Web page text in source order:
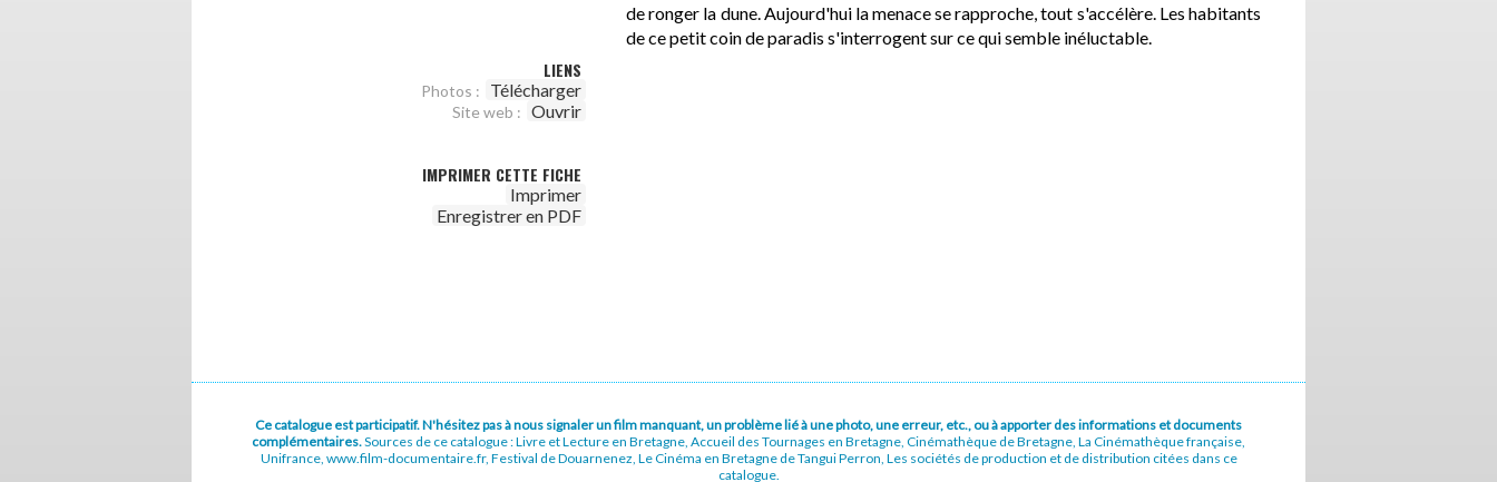
LIENS
Photos : Télécharger
Site web : Ouvrir
IMPRIMER CETTE FICHE
Imprimer
Enregistrer en PDF
de ronger la dune. Aujourd'hui la menace se rapproche, tout s'accélère. Les habitants
de ce petit coin de paradis s'interrogent sur ce qui semble inéluctable.
Ce catalogue est participatif. N'hésitez pas à nous signaler un film manquant, un problème lié à une photo, une erreur, etc., ou à apporter des informations et documents
complémentaires.Sources de ce catalogue : Livre et Lecture en Bretagne, Accueil des Tournages en Bretagne, Cinémathèque de Bretagne, La Cinémathèque française,
Unifrance, www.film-documentaire.fr, Festival de Douarnenez, Le Cinéma en Bretagne de Tangui Perron, Les sociétés de production et de distribution citées dans ce
catalogue.